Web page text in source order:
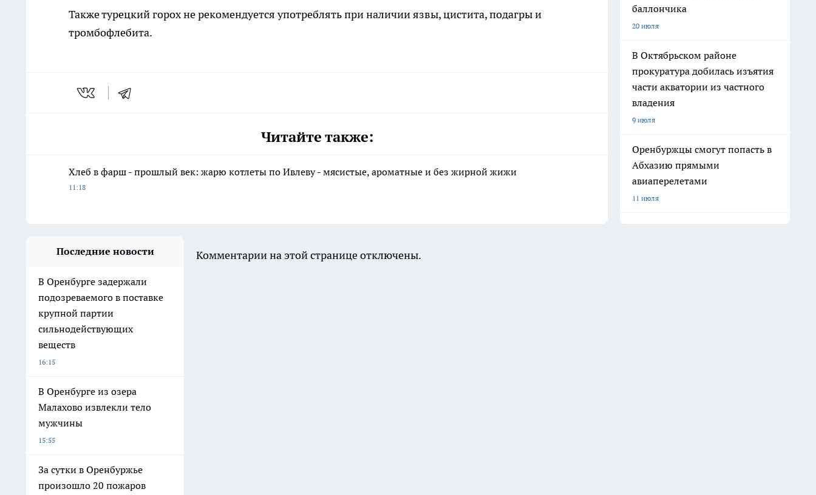
Также турецкий горох не рекомендуется употреблять при наличии язвы, цистита, подагры и
тромбофлебита.
Читайте также:
Хлеб в фарш - прошлый век: жарю котлеты по Ивлеву - мясистые, ароматные и без жирной жижи
11:18
баллончика
20 июля
В Октябрьском районе
прокуратура добилась изъятия
части акватории из частного
владения
9 июля
Оренбуржцы смогут попасть в
Абхазию прямыми
авиаперелетами
11 июля
Последние новости
В Оренбурге задержали
подозреваемого в поставке
крупной партии
сильнодействующих
веществ
16:15
В Оренбурге из озера
Малахово извлекли тело
мужчины
15:55
За сутки в Оренбуржье
произошло 20 пожаров
Комментарии на этой странице отключены.